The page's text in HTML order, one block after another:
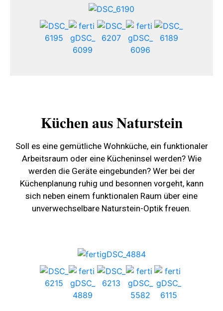
Küchen aus Naturstein
Soll es eine gemütliche Wohnküche, ein funktionaler
Arbeitsraum oder eine Kücheninsel werden? Wie
werden die Geräte eingebunden? Wer bei der
Küchenplanung ruhig und besonnen vorgeht, kann
sich neben einem funktionalen Raum über eine
unverwechselbare Naturstein-Optik freuen.